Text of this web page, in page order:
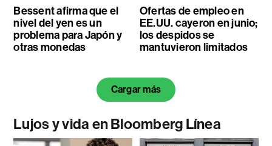
Bessent afirma que el
nivel del yen es un
problema para Japón y
otras monedas
Ofertas de empleo en
EE.UU. cayeron en junio;
los despidos se
mantuvieron limitados
Cargar más
Lujos y vida en Bloomberg Línea